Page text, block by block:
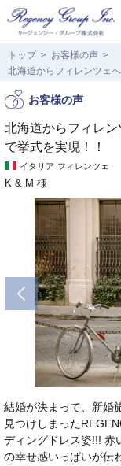
トップ
お客様の声
北海道からフィレンツェ
お客様の声
北海道からフィレ
で挙式を実現！！
イタリア フィレンツェ
K & M 様
結婚が決まって、新婚
見つけしまった
ディングドレス姿!!! 赤
の幸せ感いっぱいが伝